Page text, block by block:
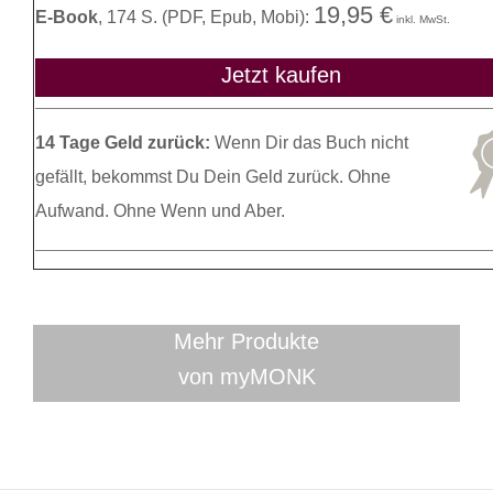
E-Book, 174 S. (PDF, Epub, Mobi): 19,95 € inkl. MwSt.
Jetzt kaufen
14 Tage Geld zurück: Wenn Dir das Buch nicht
gefällt, bekommst Du Dein Geld zurück. Ohne
Aufwand. Ohne Wenn und Aber.
Mehr Produkte
von myMONK